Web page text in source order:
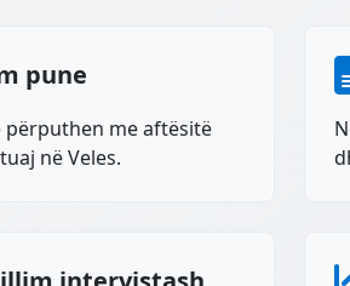
pune
përputhen me aftësitë
në Veles.